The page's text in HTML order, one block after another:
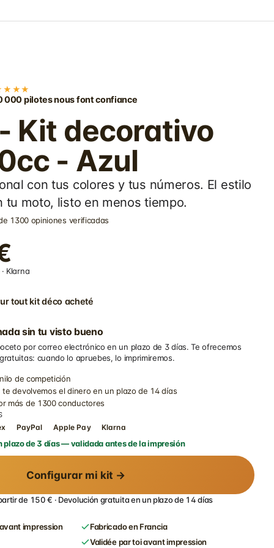
000 pilotes nous font confiance
Kit decorativo
- Azul
con tus colores y tus números. El estilo
tu moto, listo en menos tiempo.
1300 opiniones verificadas
Klarna
tout kit déco acheté
sin tu visto bueno
por correo electrónico en un plazo de 3 días. Te ofrecemos
cuando lo apruebes, lo imprimiremos.
de competición
devolvemos el dinero en un plazo de 14 días
más de 1300 conductores
PayPal Apple Pay Klarna
plazo de 3 días — validada antes de la impresión
Configurar mi kit →
de 150 € · Devolución gratuita en un plazo de 14 días
impression
Fabricado en Francia
Validée par toi avant impression